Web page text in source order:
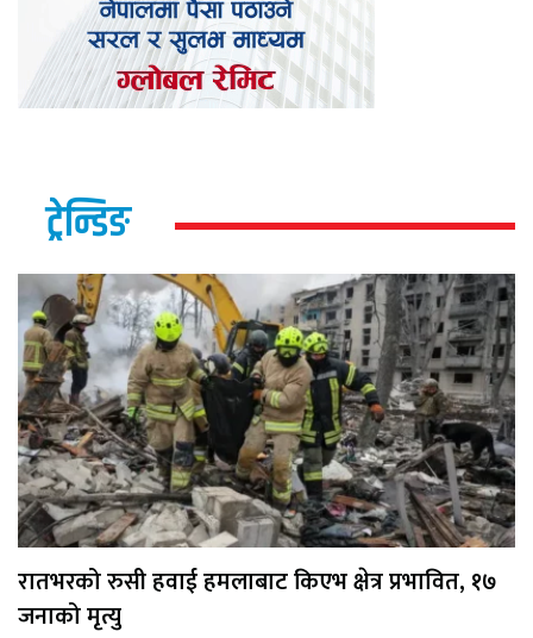
ट्रेन्डिङ
रातभरको रुसी हवाई हमलाबाट किएभ क्षेत्र प्रभावित, १७
जनाको मृत्यु